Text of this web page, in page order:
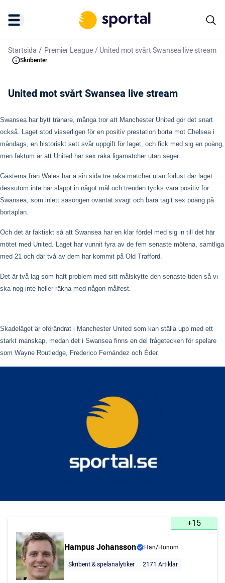
Startsida / Premier League/United mot svårt Swansea live stream
Skribenter:
United mot svårt Swansea live stream
Swansea har bytt tränare, många tror att Manchester United gör det snart
också. Laget stod visserligen för en positiv prestation borta mot Chelsea i
måndags, en historiskt sett svår uppgift för laget, och fick med sig en poäng,
men faktum är att United har sex raka ligamatcher utan seger.
Gästerna från Wales har å sin sida tre raka matcher utan förlust där laget
dessutom inte har släppt in något mål och trenden tycks vara positiv för
Swansea, som inlett säsongen oväntat svagt och bara tagit sex poäng på
bortaplan.
Och det är faktiskt så att Swansea har en klar fördel med sig in till det här
mötet med United. Laget har vunnit fyra av de fem senaste mötena, samtliga
med 21 och där två av dem har kommit på Old Trafford.
Det är två lag som haft problem med sitt målskytte den senaste tiden så vi
ska nog inte heller räkna med någon målfest.
Skadeläget är oförändrat i Manchester United som kan ställa upp med ett
starkt manskap, medan det i Swansea finns en del frågetecken för spelare
som Wayne Routledge, Frederico Fernández och Éder.
+15
Hampus Johansson
Han/Honom
Skribent & spelanalytiker
2171 Artiklar